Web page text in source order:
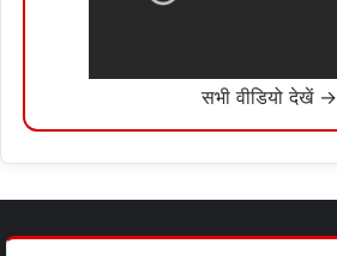
सभी वीडियो देखें →